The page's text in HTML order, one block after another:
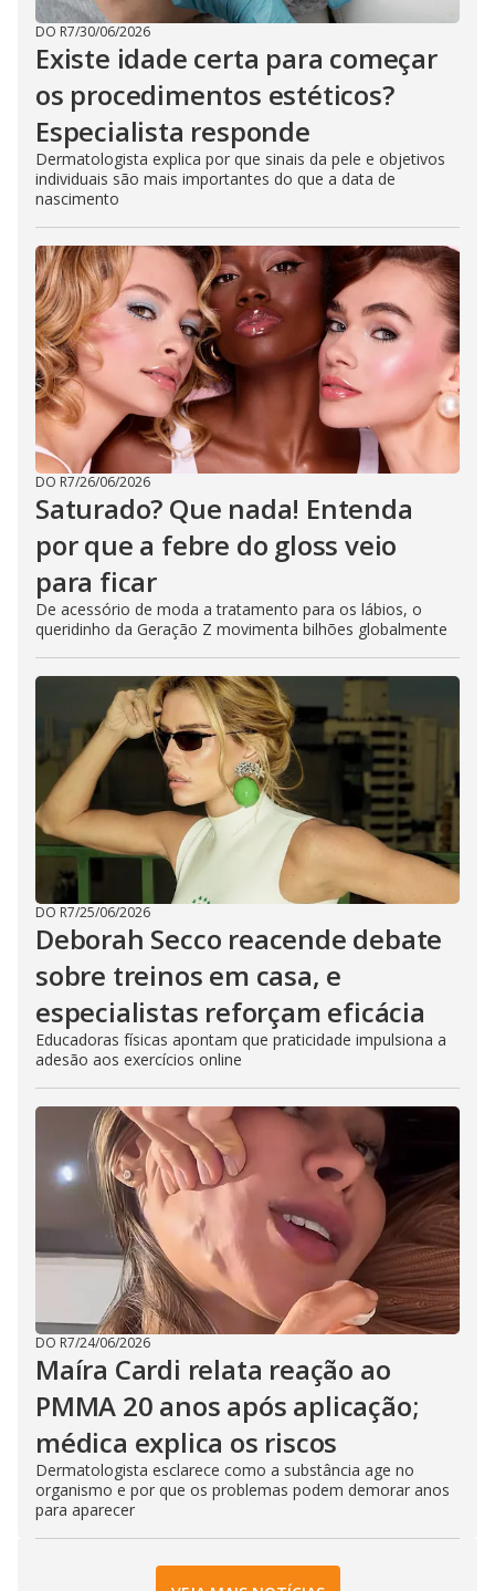
DO R7/30/06/2026
Existe idade certa para começar
os procedimentos estéticos?
Especialista responde
Dermatologista explica por que sinais da pele e objetivos
individuais são mais importantes do que a data de
nascimento
DO R7/26/06/2026
Saturado? Que nada! Entenda
por que a febre do gloss veio
para ficar
De acessório de moda a tratamento para os lábios, o
queridinho da Geração Z movimenta bilhões globalmente
DO R7/25/06/2026
Deborah Secco reacende debate
sobre treinos em casa, e
especialistas reforçam eficácia
Educadoras físicas apontam que praticidade impulsiona a
adesão aos exercícios online
DO R7/24/06/2026
Maíra Cardi relata reação ao
PMMA 20 anos após aplicação;
médica explica os riscos
Dermatologista esclarece como a substância age no
organismo e por que os problemas podem demorar anos
para aparecer